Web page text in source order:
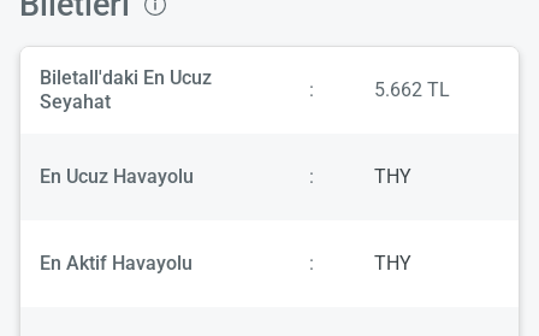
Biletall'daki En Ucuz
Seyahat
: 5.662 TL
En Ucuz Havayolu : THY
En Aktif Havayolu : THY